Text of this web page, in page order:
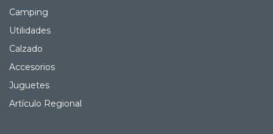
Camping
Utilidades
Calzado
Accesorios
Juguetes
Artículo Regional